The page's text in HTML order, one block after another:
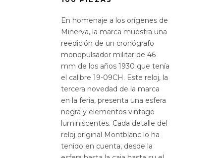
En homenaje a los orígenes de
Minerva, la marca muestra una
reedición de un cronógrafo
monopulsador militar de 46
mm de los años 1930 que tenía
el calibre 19-09CH. Este reloj, la
tercera novedad de la marca
en la feria, presenta una esfera
negra y elementos vintage
luminiscentes. Cada detalle del
reloj original Montblanc lo ha
tenido en cuenta, desde la